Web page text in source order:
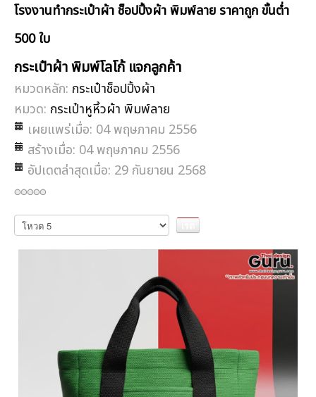
โรงงานทำกระเป๋าผ้า ช็อปปิ้งผ้า พิมพ์ลาย ราคาถูก ขั้นต่ำ
500 ใบ
กระเป๋าผ้า พิมพ์โลโก้ แจกลูกค้า
หมวดหลัก: กระเป๋าช็อปปิ้งผ้า
หมวด: กระเป๋าหูหิ้วผ้า พิมพ์ลาย
เผยแพร่เมื่อ: 04 พฤษภาคม 2556
สร้างเมื่อ: 04 พฤษภาคม 2556
อัปเดตล่าสุดเมื่อ: 29 กันยายน 2568
กรุณา
ให้
คะแนน